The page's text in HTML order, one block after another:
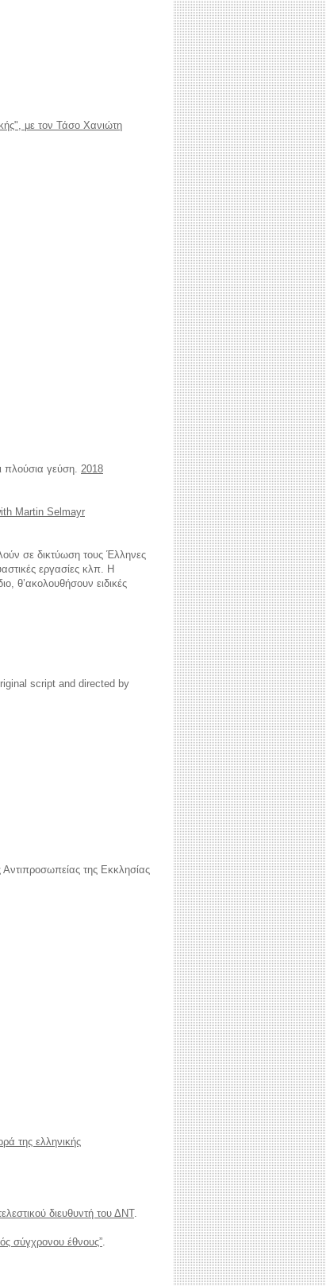
με τον Τάσο Χανιώτη
πλούσια γεύση. 2018
Martin Selmayr
σε δικτύωση τους Έλληνες
εργασίες κλπ. Η
θ’ακολουθήσουν ειδικές
script and directed by
της Εκκλησίας
της ελληνικής
διευθυντή του ΔΝΤ.
σύγχρονου έθνους”.